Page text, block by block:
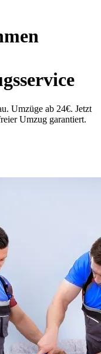
Umzüge ab 24€. Jetzt
Umzug garantiert.